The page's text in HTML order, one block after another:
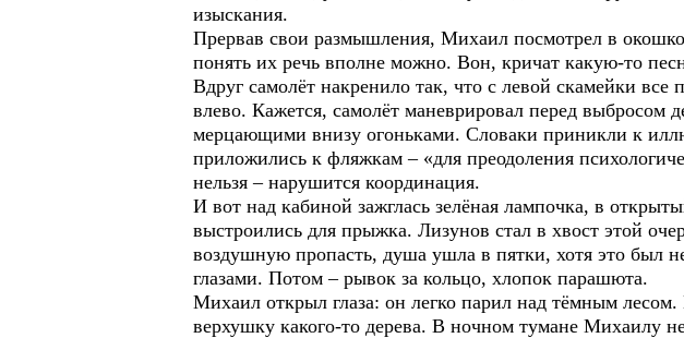
изыскания.
Прервав свои размышления, Михаил посмотрел в
понять их речь вполне можно. Вон, кричат какую-то
Вдруг самолёт накренило так, что с левой скамейки
влево. Кажется, самолёт маневрировал перед выбросом
мерцающими внизу огоньками. Словаки приникли к
приложились к фляжкам – «для преодоления
нельзя – нарушится координация.
И вот над кабиной зажглась зелёная лампочка, в
выстроились для прыжка. Лизунов стал в хвост этой
воздушную пропасть, душа ушла в пятки, хотя это был
глазами. Потом – рывок за кольцо, хлопок парашюта.
Михаил открыл глаза: он легко парил над тёмным
верхушку какого-то дерева. В ночном тумане Михаилу